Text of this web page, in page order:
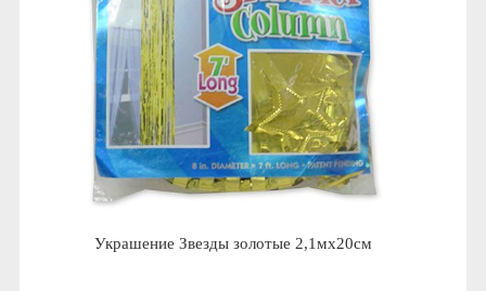
Украшение Звезды золотые 2,1мх20см